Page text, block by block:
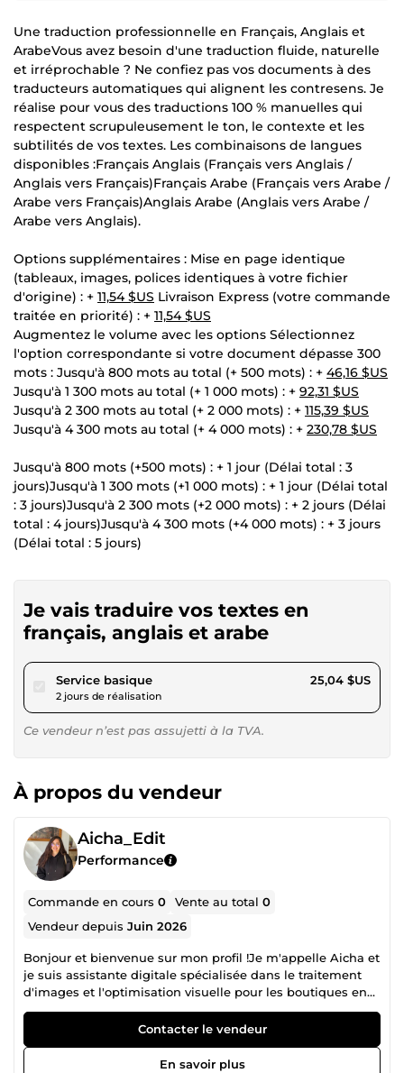
Une traduction professionnelle en Français, Anglais et
ArabeVous avez besoin d'une traduction fluide, naturelle
et irréprochable ? Ne confiez pas vos documents à des
traducteurs automatiques qui alignent les contresens. Je
réalise pour vous des traductions 100 % manuelles qui
respectent scrupuleusement le ton, le contexte et les
subtilités de vos textes. Les combinaisons de langues
disponibles :Français Anglais (Français vers Anglais /
Anglais vers Français)Français Arabe (Français vers Arabe /
Arabe vers Français)Anglais Arabe (Anglais vers Arabe /
Arabe vers Anglais).
Options supplémentaires : Mise en page identique
(tableaux, images, polices identiques à votre fichier
d'origine) : + 11,54 $US Livraison Express (votre commande
traitée en priorité) : + 11,54 $US
Augmentez le volume avec les options Sélectionnez
l'option correspondante si votre document dépasse 300
mots : Jusqu'à 800 mots au total (+ 500 mots) : + 46,16 $US
Jusqu'à 1 300 mots au total (+ 1 000 mots) : + 92,31 $US
Jusqu'à 2 300 mots au total (+ 2 000 mots) : + 115,39 $US
Jusqu'à 4 300 mots au total (+ 4 000 mots) : + 230,78 $US
Jusqu'à 800 mots (+500 mots) : + 1 jour (Délai total : 3
jours)Jusqu'à 1 300 mots (+1 000 mots) : + 1 jour (Délai total
: 3 jours)Jusqu'à 2 300 mots (+2 000 mots) : + 2 jours (Délai
total : 4 jours)Jusqu'à 4 300 mots (+4 000 mots) : + 3 jours
(Délai total : 5 jours)
Je vais traduire vos textes en
français, anglais et arabe
Service basiquepour 23,08 $US
2 jours de réalisation
25,04 $US
Ce vendeur n’est pas assujetti à la TVA.
À propos du vendeur
Aicha_Edit
Performance
Commande en cours0 Vente au total0
Vendeur depuisJuin 2026
Bonjour et bienvenue sur mon profil !Je m'appelle Aicha et
je suis assistante digitale spécialisée dans le traitement
d'images et l'optimisation visuelle pour les boutiques en
ligne (e-commerce).Mon objectif est de vous faire gagner
du temps en prenant en charge vos tâches visuelles du
quotidien avec le plus grand soin.
Contacter le vendeur
En savoir plus